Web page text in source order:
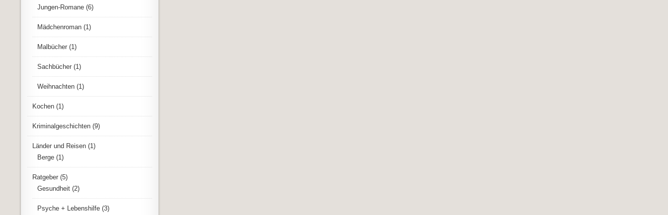
Jungen-Romane (6)
Mädchenroman (1)
Malbücher (1)
Sachbücher (1)
Weihnachten (1)
Kochen (1)
Kriminalgeschichten (9)
Länder und Reisen (1)
Berge (1)
Ratgeber (5)
Gesundheit (2)
Psyche + Lebenshilfe (3)